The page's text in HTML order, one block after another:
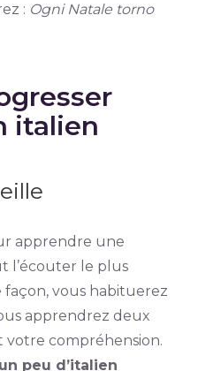
: Ogni Natale torno
italien
apprendre une
l’écouter le plus
façon, vous habituerez
apprendrez deux
votre compréhension.
peu d’italien